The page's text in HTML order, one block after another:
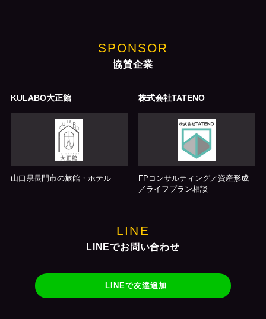
SPONSOR
協賛企業
KULABO大正館
山口県長門市の旅館・ホテル
株式会社TATENO
FPコンサルティング／資産形成
／ライフプラン相談
LINE
LINEでお問い合わせ
LINEで友達追加